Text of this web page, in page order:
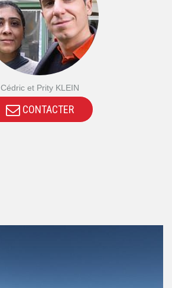
Cédric et Prity KLEIN
CONTACTER